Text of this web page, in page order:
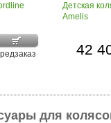
Детская
Amelis
42
для